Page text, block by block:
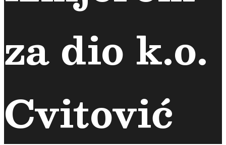
za dio k.o.
Cvitović